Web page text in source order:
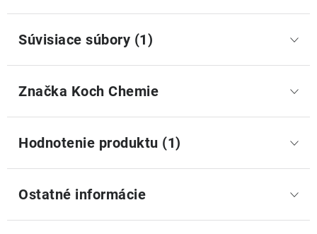
Súvisiace súbory (1)
Značka Koch Chemie
Hodnotenie produktu (1)
Ostatné informácie